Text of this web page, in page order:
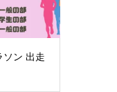
第59回荒川スマイ